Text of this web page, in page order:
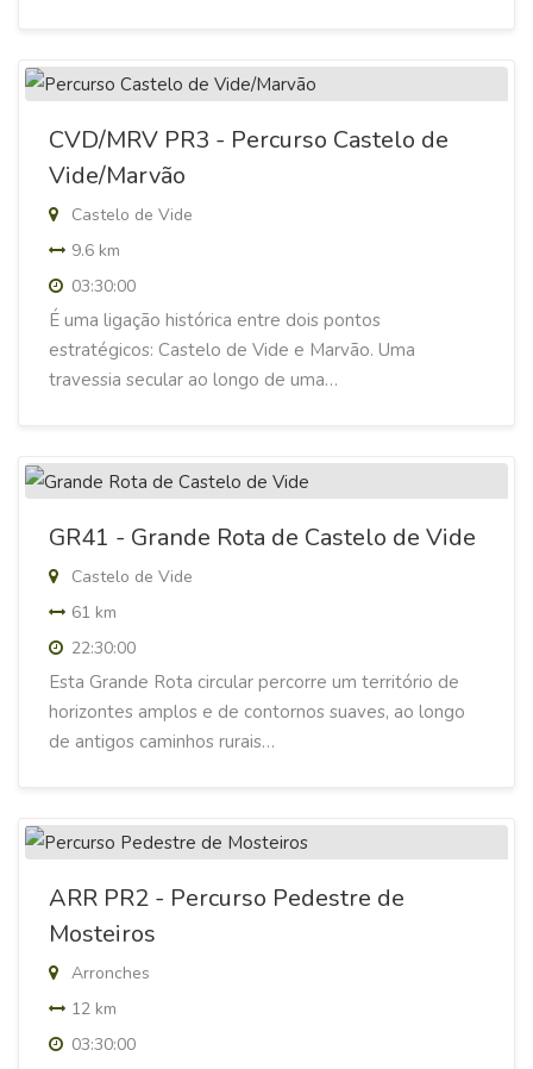
CVD/MRV PR3 - Percurso Castelo de
Vide/Marvão
Castelo de Vide
9.6 km
03:30:00
É uma ligação histórica entre dois pontos
estratégicos: Castelo de Vide e Marvão. Uma
travessia secular ao longo de uma…
GR41 - Grande Rota de Castelo de Vide
Castelo de Vide
61 km
22:30:00
Esta Grande Rota circular percorre um território de
horizontes amplos e de contornos suaves, ao longo
de antigos caminhos rurais…
ARR PR2 - Percurso Pedestre de
Mosteiros
Arronches
12 km
03:30:00